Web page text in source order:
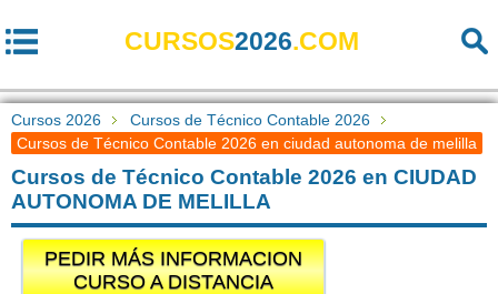
CURSOS2026.COM
Cursos 2026
Cursos de Técnico Contable 2026
Cursos de Técnico Contable 2026 en ciudad autonoma de melilla
Cursos de Técnico Contable 2026 en CIUDAD
AUTONOMA DE MELILLA
PEDIR MÁS INFORMACION
CURSO A DISTANCIA